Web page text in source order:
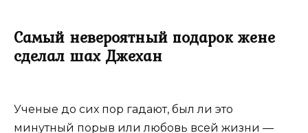
Самый невероятный подарок жене
сделал шах Джехан
Ученые до сих пор гадают, был ли это
минутный порыв или любовь всей жизни —